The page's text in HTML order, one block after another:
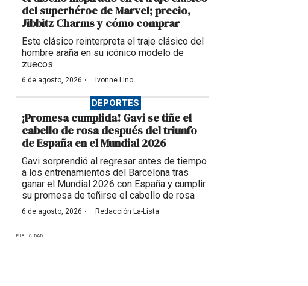
del superhéroe de Marvel; precio,
Jibbitz Charms y cómo comprar
Este clásico reinterpreta el traje clásico del
hombre araña en su icónico modelo de
zuecos.
6 de agosto, 2026 · Ivonne Lino
DEPORTES
¡Promesa cumplida! Gavi se tiñe el
cabello de rosa después del triunfo
de España en el Mundial 2026
Gavi sorprendió al regresar antes de tiempo
a los entrenamientos del Barcelona tras
ganar el Mundial 2026 con España y cumplir
su promesa de teñirse el cabello de rosa
6 de agosto, 2026 · Redacción La-Lista
PUBLICIDAD